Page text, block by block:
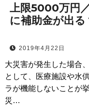
上限5000万円
に補助金が出る
2019年4月22日
大災害が発生した場合
として、医療施設や水
ラが機能しないことが
災…